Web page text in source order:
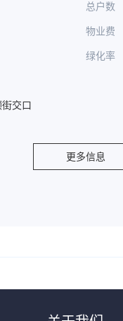
总户数
物业费
绿化率
交口
更多信息